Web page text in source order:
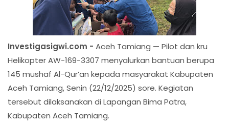
Investigasigwi.com - Aceh Tamiang — Pilot dan kru
Helikopter AW-169-3307 menyalurkan bantuan berupa
145 mushaf Al-Qur’an kepada masyarakat Kabupaten
Aceh Tamiang, Senin (22/12/2025) sore. Kegiatan
tersebut dilaksanakan di Lapangan Bima Patra,
Kabupaten Aceh Tamiang.